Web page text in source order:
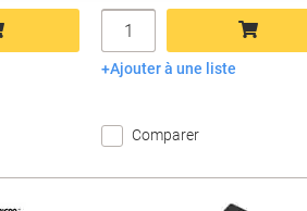
panier
Quantité
Ajouter au panier
Ajouter à une liste
Comparer